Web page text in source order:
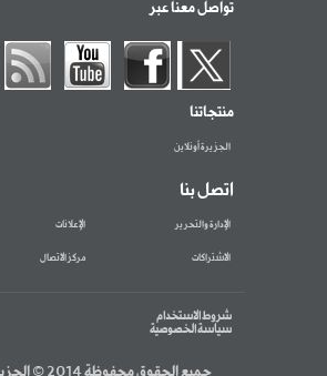
تواصل معنا عبر
منتجاتنا
الجزيرة أونلاين
اتصل بنا
الإدارة والتحرير الإعلانات
الاشتراكات مركز الاتصال
شروط الاستخدام
سياسة الخصوصية
جميع الحقوق محفوظة 2014 © الجزيرة